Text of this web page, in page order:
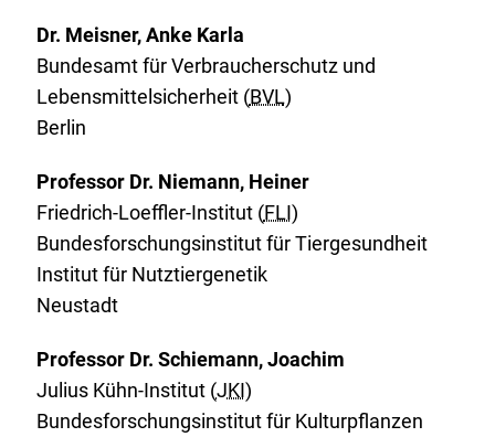
Dr. Meisner, Anke Karla
Bundesamt für Verbraucherschutz und
Lebensmittelsicherheit (BVL)
Berlin
Professor Dr. Niemann, Heiner
Friedrich-Loeffler-Institut (FLI)
Bundesforschungsinstitut für Tiergesundheit
Institut für Nutztiergenetik
Neustadt
Professor Dr. Schiemann, Joachim
Julius Kühn-Institut (JKI)
Bundesforschungsinstitut für Kulturpflanzen